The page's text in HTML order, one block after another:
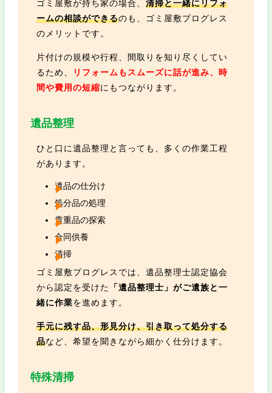
ゴミ屋敷が持ち家の場合、清掃と一緒にリフォ
ームの相談ができるのも、ゴミ屋敷プログレス
のメリットです。
片付けの規模や行程、間取りを知り尽くしてい
るため、
リフォームもスムーズに話が進み、時
間や費用の短縮にもつながります。
遺品整理
ひと口に遺品整理と言っても、多くの作業工程
があります。
遺品の仕分け
処分品の処理
貴重品の探索
合同供養
清掃
ゴミ屋敷プログレスでは、遺品整理士認定協会
から認定を受けた
「遺品整理士」がご遺族と一
緒に作業を進めます。
手元に残す品、形見分け、引き取って処分する
品など、希望を聞きながら細かく仕分けます。
特殊清掃